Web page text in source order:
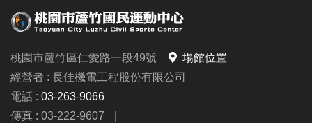
桃園市蘆竹區仁愛路一段49號
場館位置
經營者 : 長佳機電工程股份有限公司
電話 : 03-263-9066
傳真 : 03-222-9607
|